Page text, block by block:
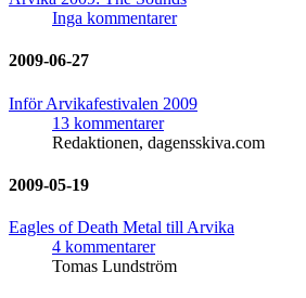
Inga kommentarer
2009-06-27
Inför Arvikafestivalen 2009
13 kommentarer
Redaktionen, dagensskiva.com
2009-05-19
Eagles of Death Metal till Arvika
4 kommentarer
Tomas Lundström